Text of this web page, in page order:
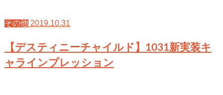
その他 2019.10.31
【デスティニーチャイルド】1031新実装キ
ャラインプレッション